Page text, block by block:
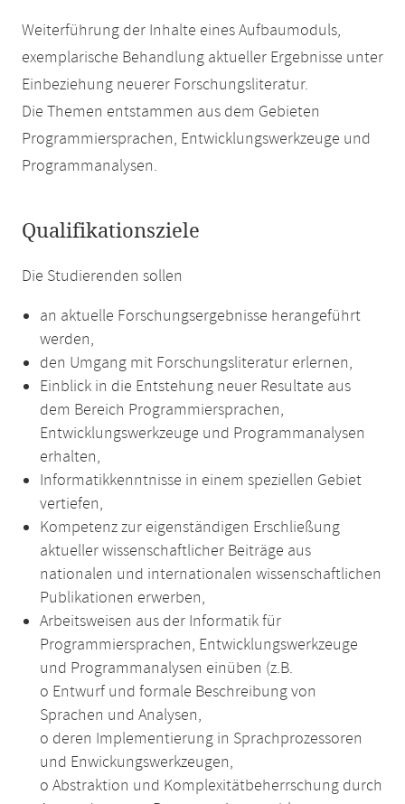
Weiterführung der Inhalte eines Aufbaumoduls,
exemplarische Behandlung aktueller Ergebnisse unter
Einbeziehung neuerer Forschungsliteratur.
Die Themen entstammen aus dem Gebieten
Programmiersprachen, Entwicklungswerkzeuge und
Programmanalysen.
Qualifikationsziele
Die Studierenden sollen
an aktuelle Forschungsergebnisse herangeführt
werden,
den Umgang mit Forschungsliteratur erlernen,
Einblick in die Entstehung neuer Resultate aus
dem Bereich Programmiersprachen,
Entwicklungswerkzeuge und Programmanalysen
erhalten,
Informatikkenntnisse in einem speziellen Gebiet
vertiefen,
Kompetenz zur eigenständigen Erschließung
aktueller wissenschaftlicher Beiträge aus
nationalen und internationalen wissenschaftlichen
Publikationen erwerben,
Arbeitsweisen aus der Informatik für
Programmiersprachen, Entwicklungswerkzeuge
und Programmanalysen einüben (z.B.
o Entwurf und formale Beschreibung von
Sprachen und Analysen,
o deren Implementierung in Sprachprozessoren
und Enwickungswerkzeugen,
o Abstraktion und Komplexitätbeherrschung durch